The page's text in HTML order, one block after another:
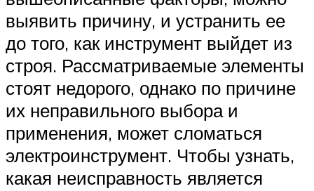
выявить причину, и устранить ее
до того, как инструмент выйдет из
строя. Рассматриваемые элементы
стоят недорого, однако по причине
их неправильного выбора и
применения, может сломаться
электроинструмент. Чтобы узнать,
какая неисправность является